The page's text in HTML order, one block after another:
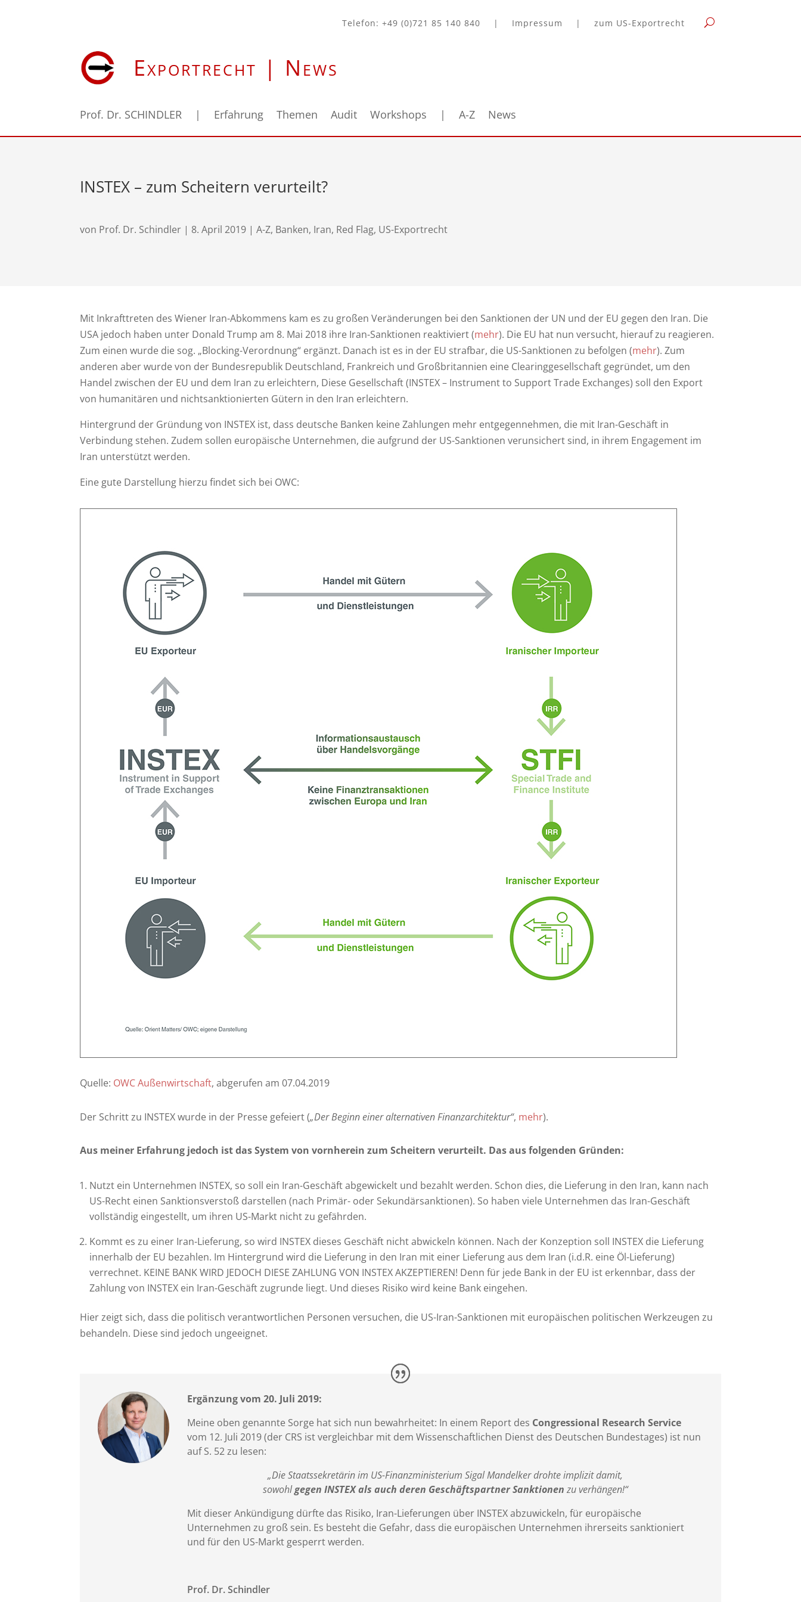
Telefon: +49 (0)721 85 140 840 | Impressum | zum US-Exportrecht
Exportrecht | News
Prof. Dr. SCHINDLER | Erfahrung Themen Audit Workshops | A-Z News
INSTEX – zum Scheitern verurteilt?
von Prof. Dr. Schindler | 8. April 2019 |A-Z, Banken, Iran, Red Flag, US-Exportrecht
Mit Inkrafttreten des Wiener Iran-Abkommens kam es zu großen Veränderungen bei den Sanktionen der UN und der EU gegen den Iran. Die
USA jedoch haben unter Donald Trump am 8. Mai 2018 ihre Iran-Sanktionen reaktiviert (mehr). Die EU hat nun versucht, hierauf zu reagieren.
Zum einen wurde die sog. „Blocking-Verordnung“ ergänzt. Danach ist es in der EU strafbar, die US-Sanktionen zu befolgen (mehr). Zum
anderen aber wurde von der Bundesrepublik Deutschland, Frankreich und Großbritannien eine Clearinggesellschaft gegründet, um den
Handel zwischen der EU und dem Iran zu erleichtern, Diese Gesellschaft (INSTEX – Instrument to Support Trade Exchanges) soll den Export
von humanitären und nichtsanktionierten Gütern in den Iran erleichtern.
Hintergrund der Gründung von INSTEX ist, dass deutsche Banken keine Zahlungen mehr entgegennehmen, die mit Iran-Geschäft in
Verbindung stehen. Zudem sollen europäische Unternehmen, die aufgrund der US-Sanktionen verunsichert sind, in ihrem Engagement im
Iran unterstützt werden.
Eine gute Darstellung hierzu findet sich bei OWC:
Quelle: OWC Außenwirtschaft, abgerufen am 07.04.2019
Der Schritt zu INSTEX wurde in der Presse gefeiert („Der Beginn einer alternativen Finanzarchitektur“, mehr).
Aus meiner Erfahrung jedoch ist das System von vornherein zum Scheitern verurteilt. Das aus folgenden Gründen:
Nutzt ein Unternehmen INSTEX, so soll ein Iran-Geschäft abgewickelt und bezahlt werden. Schon dies, die Lieferung in den Iran, kann nach
US-Recht einen Sanktionsverstoß darstellen (nach Primär- oder Sekundärsanktionen). So haben viele Unternehmen das Iran-Geschäft
vollständig eingestellt, um ihren US-Markt nicht zu gefährden.
Kommt es zu einer Iran-Lieferung, so wird INSTEX dieses Geschäft nicht abwickeln können. Nach der Konzeption soll INSTEX die Lieferung
innerhalb der EU bezahlen. Im Hintergrund wird die Lieferung in den Iran mit einer Lieferung aus dem Iran (i.d.R. eine Öl-Lieferung)
verrechnet. KEINE BANK WIRD JEDOCH DIESE ZAHLUNG VON INSTEX AKZEPTIEREN! Denn für jede Bank in der EU ist erkennbar, dass der
Zahlung von INSTEX ein Iran-Geschäft zugrunde liegt. Und dieses Risiko wird keine Bank eingehen.
Hier zeigt sich, dass die politisch verantwortlichen Personen versuchen, die US-Iran-Sanktionen mit europäischen politischen Werkzeugen zu
behandeln. Diese sind jedoch ungeeignet.
Ergänzung vom 20. Juli 2019:
Meine oben genannte Sorge hat sich nun bewahrheitet: In einem Report des Congressional Research Service
vom 12. Juli 2019 (der CRS ist vergleichbar mit dem Wissenschaftlichen Dienst des Deutschen Bundestages) ist nun
auf S. 52 zu lesen:
„Die Staatssekretärin im US-Finanzministerium Sigal Mandelker drohte implizit damit,
sowohlgegen INSTEX als auch deren Geschäftspartner Sanktionen zu verhängen!“
Mit dieser Ankündigung dürfte das Risiko, Iran-Lieferungen über INSTEX abzuwickeln, für europäische
Unternehmen zu groß sein. Es besteht die Gefahr, dass die europäischen Unternehmen ihrerseits sanktioniert
und für den US-Markt gesperrt werden.
Prof. Dr. Schindler